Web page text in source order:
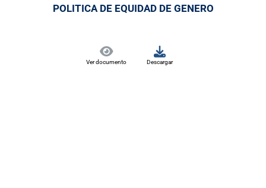
POLITICA DE EQUIDAD DE GENERO
Ver documento Descargar